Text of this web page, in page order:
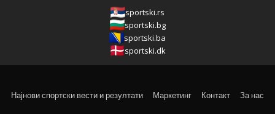
sportski.rs
sportski.bg
sportski.ba
sportski.dk
Најнови спортски вести и резултати Маркетинг Контакт За нас